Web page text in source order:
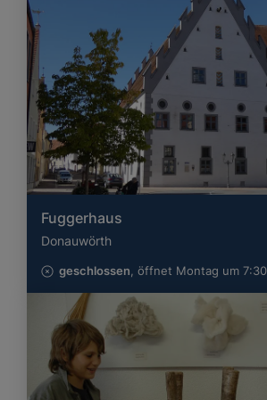
Fuggerhaus
Donauwörth
geschlossen, öffnet Montag um